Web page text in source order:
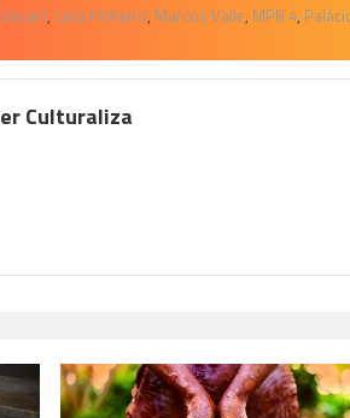
, Leila Pinheiro, Marcos Valle, MPB 4,
Culturaliza